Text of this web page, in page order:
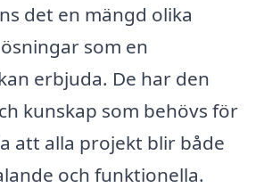
det en mängd olika
som en
erbjuda. De har den
kunskap som behövs för
att alla projekt blir både
och funktionella.